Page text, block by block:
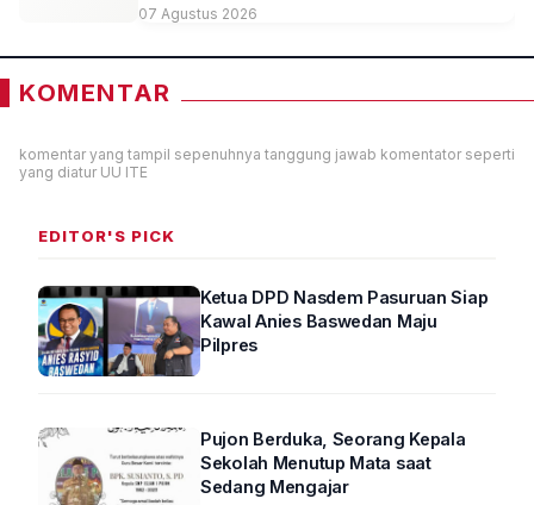
07 Agustus 2026
KOMENTAR
komentar yang tampil sepenuhnya tanggung jawab komentator seperti
yang diatur UU ITE
EDITOR'S PICK
Ketua DPD Nasdem Pasuruan Siap
Kawal Anies Baswedan Maju
Pilpres
Pujon Berduka, Seorang Kepala
Sekolah Menutup Mata saat
Sedang Mengajar